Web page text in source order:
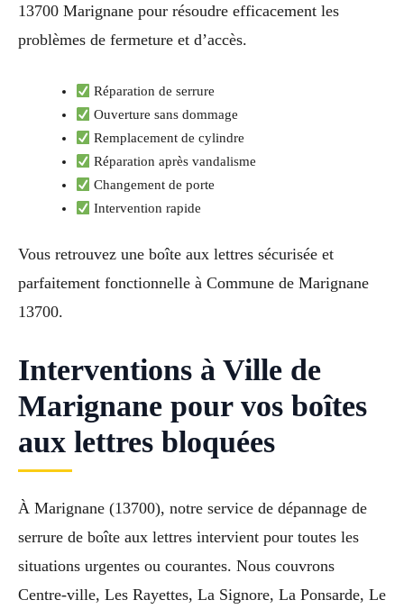
13700 Marignane pour résoudre efficacement les
problèmes de fermeture et d’accès.
Réparation de serrure
Ouverture sans dommage
Remplacement de cylindre
Réparation après vandalisme
Changement de porte
Intervention rapide
Vous retrouvez une boîte aux lettres sécurisée et
parfaitement fonctionnelle à Commune de Marignane
13700.
Interventions à Ville de
Marignane pour vos boîtes
aux lettres bloquées
À Marignane (13700), notre service de dépannage de
serrure de boîte aux lettres intervient pour toutes les
situations urgentes ou courantes. Nous couvrons
Centre-ville, Les Rayettes, La Signore, La Ponsarde, Le